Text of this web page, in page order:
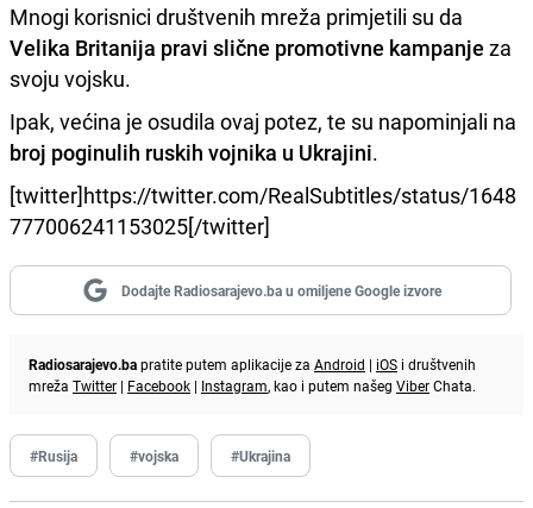
Mnogi korisnici društvenih mreža primjetili su da
Velika Britanija pravi slične promotivne kampanje za
svoju vojsku.
Ipak, većina je osudila ovaj potez, te su napominjali na
broj poginulih ruskih vojnika u Ukrajini.
[twitter]https://twitter.com/RealSubtitles/status/1648
777006241153025[/twitter]
Dodajte Radiosarajevo.ba u omiljene Google izvore
Radiosarajevo.bapratite putem aplikacije za Android | iOS i društvenih
mreža Twitter | Facebook | Instagram, kao i putem našeg ViberChata.
#Rusija #vojska #Ukrajina